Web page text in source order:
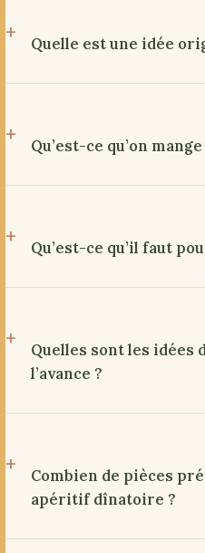
Quelle est une idée
Qu’est-ce qu’on
Qu’est-ce qu’il faut
Quelles sont les idées
l’avance ?
Combien de pièces
apéritif dînatoire ?